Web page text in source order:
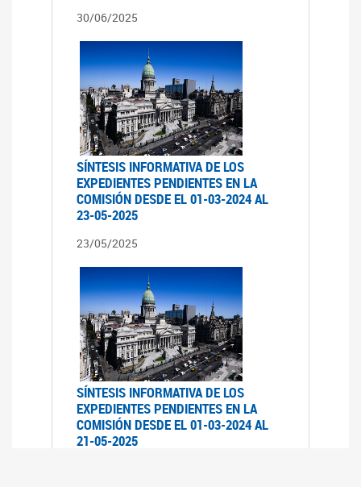
30/06/2025
SÍNTESIS INFORMATIVA DE LOS
EXPEDIENTES PENDIENTES EN LA
COMISIÓN DESDE EL 01-03-2024 AL
23-05-2025
23/05/2025
SÍNTESIS INFORMATIVA DE LOS
EXPEDIENTES PENDIENTES EN LA
COMISIÓN DESDE EL 01-03-2024 AL
21-05-2025